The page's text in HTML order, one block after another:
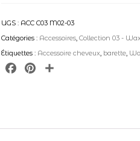
nœud
-
Wax
#2
UGS : ACC C03 M02-03
Catégories : Accessoires, Collection 03 -
Étiquettes : Accessoire cheveux, barette,
FacebookPinterest